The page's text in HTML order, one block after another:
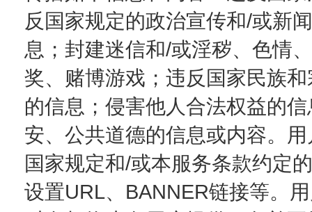
反国家规定的政治宣传和/或新
息；封建迷信和/或淫秽、色情
奖、赌博游戏；违反国家民族
的信息；侵害他人合法权益的
安、公共道德的信息或内容。
国家规定和/或本服务条款约定
设置URL、BANNER链接等。